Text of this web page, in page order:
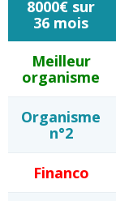
8000€ sur
36 mois
Meilleur
organisme
Organisme
n°2
Financo